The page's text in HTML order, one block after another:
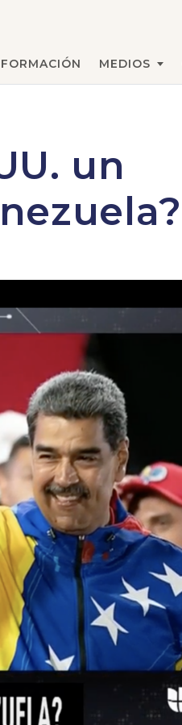
FORMACIÓN MEDIOS
un